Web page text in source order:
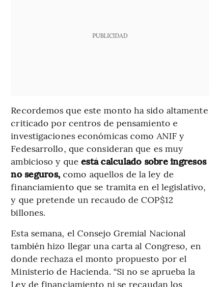
PUBLICIDAD
Recordemos que este monto ha sido altamente
criticado por centros de pensamiento e
investigaciones económicas como ANIF y
Fedesarrollo, que consideran que es muy
ambicioso y que está calculado sobre ingresos
no seguros, como aquellos de la ley de
financiamiento que se tramita en el legislativo,
y que pretende un recaudo de COP$12
billones.
Esta semana, el Consejo Gremial Nacional
también hizo llegar una carta al Congreso, en
donde rechaza el monto propuesto por el
Ministerio de Hacienda. “Si no se aprueba la
Ley de financiamiento ni se recaudan los